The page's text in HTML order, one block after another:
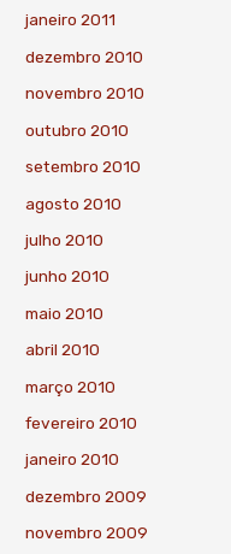
janeiro 2011
dezembro 2010
novembro 2010
outubro 2010
setembro 2010
agosto 2010
julho 2010
junho 2010
maio 2010
abril 2010
março 2010
fevereiro 2010
janeiro 2010
dezembro 2009
novembro 2009